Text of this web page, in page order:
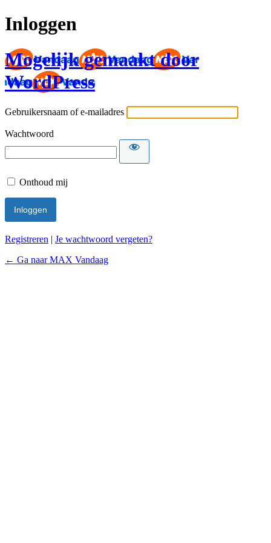
Inloggen
Mogelijk gemaakt door
WordPress
Gebruikersnaam of e-mailadres
Wachtwoord
Onthoud mij
Registreren | Je wachtwoord vergeten?
← Ga naar MAX Vandaag